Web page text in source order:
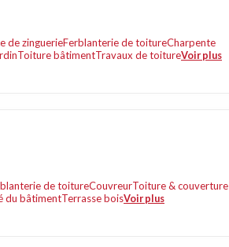
de zinguerieFerblanterie de toitureCharpente
Toiture bâtimentTravaux de toitureVoir plus
de toitureCouvreurToiture & couverture
du bâtimentTerrasse boisVoir plus